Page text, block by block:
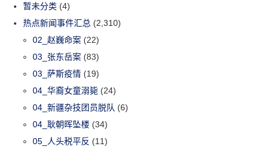
暂未分类 (4)
热点新闻事件汇总 (2,310)
02_赵巍命案 (22)
03_张东岳案 (83)
03_萨斯疫情 (19)
04_华裔女童溺毙 (24)
04_新疆杂技团员脱队 (6)
04_耿朝晖坠楼 (34)
05_人头税平反 (11)